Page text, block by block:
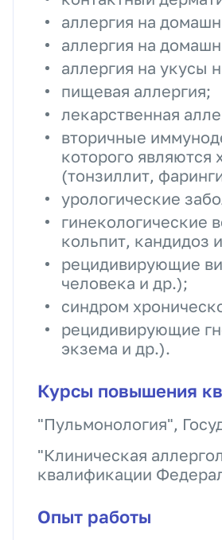
аллергия на
аллергия на
аллергия на укусы
пищевая аллергия;
лекарственная
вторичные
которого являются
(тонзиллит,
урологические
гинекологические
кольпит, кандидоз
рецидивирующие
человека и др.);
синдром
рецидивирующие
экзема и др.).
Курсы повышения
"Пульмонология",
"Клиническая
квалификации
Опыт работы